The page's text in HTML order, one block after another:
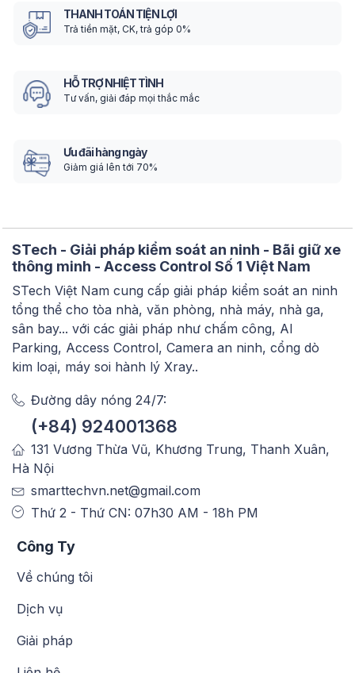
THANH TOÁN TIỆN LỢI
Trả tiền mặt, CK, trả góp 0%
HỖ TRỢ NHIỆT TÌNH
Tư vấn, giải đáp mọi thắc mắc
Ưu đãi hàng ngày
Giảm giá lên tới 70%
STech - Giải pháp kiểm soát an ninh - Bãi giữ xe
thông minh - Access Control Số 1 Việt Nam
STech Việt Nam cung cấp giải pháp kiểm soát an ninh
tổng thể cho tòa nhà, văn phòng, nhà máy, nhà ga,
sân bay... với các giải pháp như chấm công, AI
Parking, Access Control, Camera an ninh, cổng dò
kim loại, máy soi hành lý Xray..
Đường dây nóng 24/7:
(+84) 924001368
131 Vương Thừa Vũ, Khương Trung, Thanh Xuân,
Hà Nội
smarttechvn.net@gmail.com
Thứ 2 - Thứ CN: 07h30 AM - 18h PM
Công Ty
Về chúng tôi
Dịch vụ
Giải pháp